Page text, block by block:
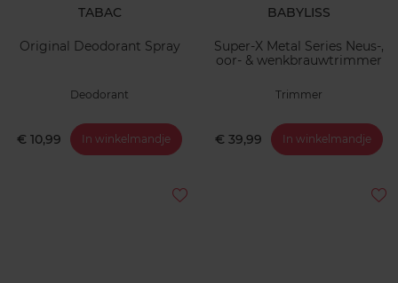
TABAC
Original Deodorant Spray
Deodorant
€ 10,99 In winkelmandje
BABYLISS
Super-X Metal Series Neus-,
oor- & wenkbrauwtrimmer
Trimmer
€ 39,99 In winkelmandje